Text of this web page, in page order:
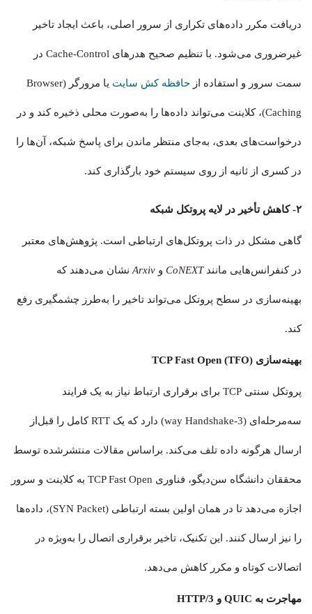
دریافت مکرر داده‌های تکراری از سرور اصلی، باعث ایجاد تاخیر
غیرضروری می‌شود. با تنظیم صحیح هدرهای Cache-Control در
سمت سرور و استفاده از حافظه کش سایت یا مرورگر (Browser
Caching)، کلاینت می‌تواند داده‌ها را به‌صورت محلی ذخیره کند و در
درخواست‌های بعدی، به‌جای منتظر ماندن برای پاسخ شبکه، آن‌ها را
در کسری از ثانیه از روی سیستم خود بارگذاری کند.
۲- کاهش تأخیر در لایه پروتکل شبکه
گاهی مشکل در ذات پروتکل‌های ارتباطی است. پژوهش‌های معتبر
در کنفرانس‌هایی مانندCoNEXT و Arxiv نشان می‌دهند که
بهینه‌سازی در سطح پروتکل می‌تواند تاخیر را به‌طرز چشمگیری رفع
کند.
بهینه‌سازی TCP Fast Open (TFO)
پروتکل سنتی TCP برای برقراری ارتباط نیاز به یک فرایند
سه‌مرحله‌ای (3-way Handshake) دارد که یک RTT کامل را قبل‌از
ارسال هرگونه داده تلف می‌کند. براساس مقالات منتشرشده توسط
محققان دانشگاه سن‌دیگو، فناوری TCP Fast Open به کلاینت و سرور
اجازه می‌دهد تا در همان اولین بسته ارتباطی (SYN Packet)، داده‌ها
را نیز ارسال کنند. این تکنیک، تاخیر برقراری اتصال را به‌ویژه در
اتصالات کوتاه و مکرر کاهش می‌دهد.
مهاجرت به QUIC و HTTP/3